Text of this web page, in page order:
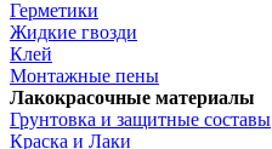
Герметики
Жидкие гвозди
Клей
Монтажные пены
Лакокрасочные материалы
Грунтовка и защитные составы
Краска и Лаки